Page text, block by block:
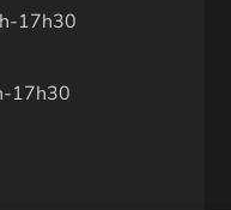
17h30
17h30